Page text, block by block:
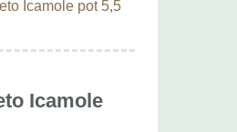
Icamole pot 5,5
Icamole